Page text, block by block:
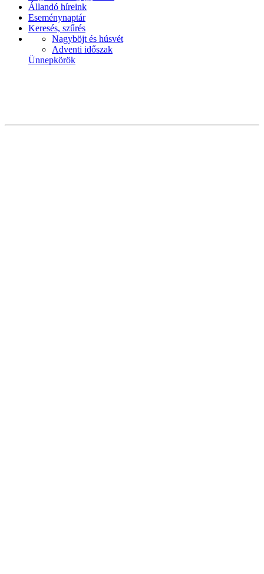
Állandó híreink
Eseménynaptár
Keresés, szűrés
Nagyböjt és húsvét
Adventi időszak
Ünnepkörök